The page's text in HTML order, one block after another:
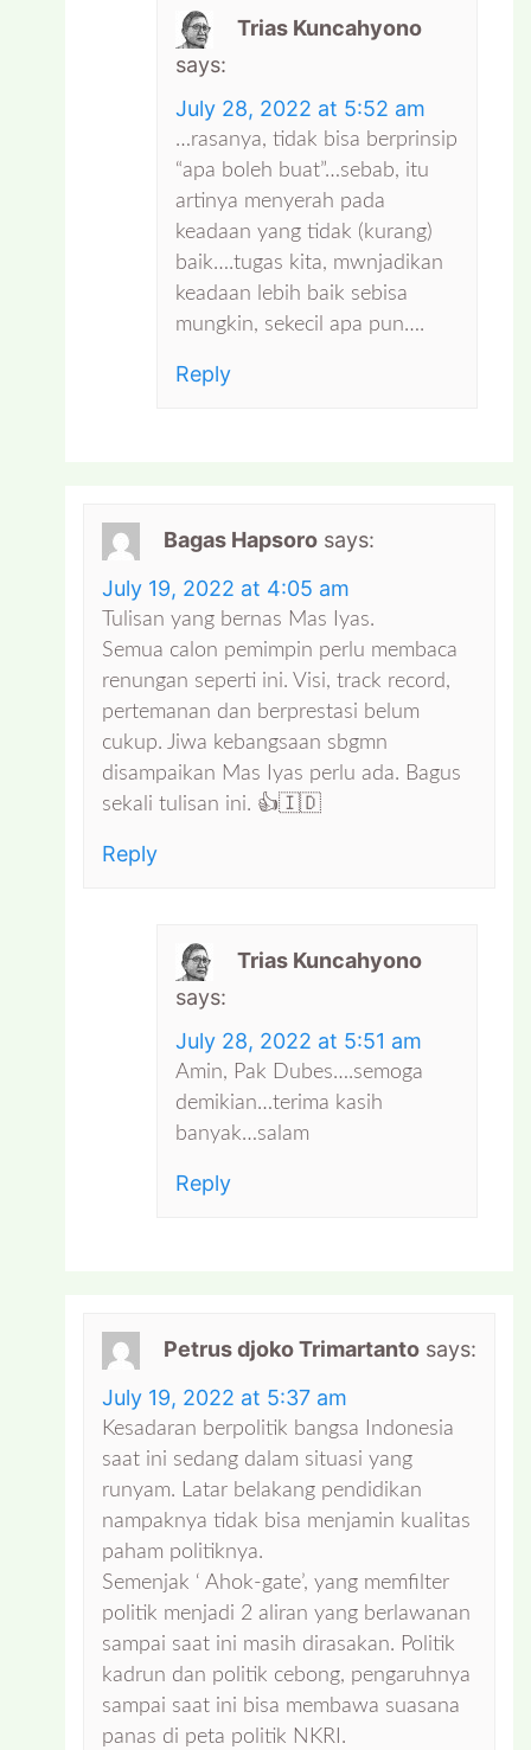
Trias Kuncahyono
says:
July 28, 2022 at 5:52 am
…rasanya, tidak bisa berprinsip
“apa boleh buat”…sebab, itu
artinya menyerah pada
keadaan yang tidak (kurang)
baik….tugas kita, mwnjadikan
keadaan lebih baik sebisa
mungkin, sekecil apa pun….
Reply
Bagas Hapsoro says:
July 19, 2022 at 4:05 am
Tulisan yang bernas Mas Iyas.
Semua calon pemimpin perlu membaca
renungan seperti ini. Visi, track record,
pertemanan dan berprestasi belum
cukup. Jiwa kebangsaan sbgmn
disampaikan Mas Iyas perlu ada. Bagus
sekali tulisan ini. 👍🇮🇩
Reply
Trias Kuncahyono
says:
July 28, 2022 at 5:51 am
Amin, Pak Dubes….semoga
demikian…terima kasih
banyak…salam
Reply
Petrus djoko Trimartanto says:
July 19, 2022 at 5:37 am
Kesadaran berpolitik bangsa Indonesia
saat ini sedang dalam situasi yang
runyam. Latar belakang pendidikan
nampaknya tidak bisa menjamin kualitas
paham politiknya.
Semenjak ‘ Ahok-gate’, yang memfilter
politik menjadi 2 aliran yang berlawanan
sampai saat ini masih dirasakan. Politik
kadrun dan politik cebong, pengaruhnya
sampai saat ini bisa membawa suasana
panas di peta politik NKRI.